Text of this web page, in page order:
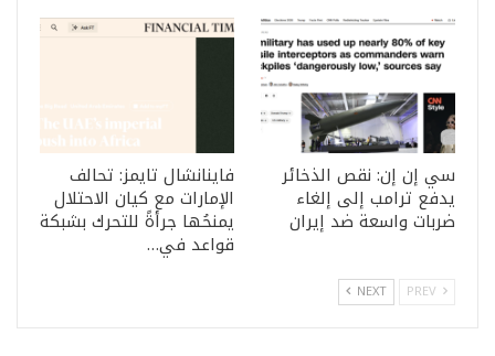
سي إن إن: نقص الذخائر
يدفع ترامب إلى إلغاء
ضربات واسعة ضد إيران
فاينانشال تايمز: تحالف
الإمارات مع كيان الاحتلال
يمنحُها جرأةً للتحرك بشبكة
قواعد في…
NEXT